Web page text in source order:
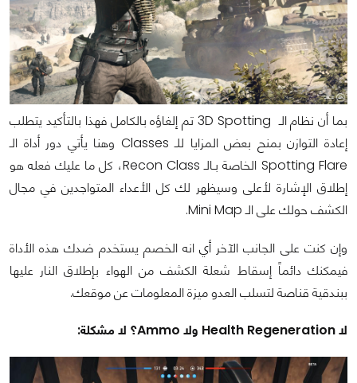
بما أن نظام الـ 3D Spotting تم إلغاؤه بالكامل فهذا بالتأكيد يتطلب
إعادة التوازن بمنح بعض المزايا للـ Classes وهنا يأتي دور أداة الـ
Spotting Flare الخاصة بـالـ Recon Class، كل ما عليك فعله هو
إطلاق الإشارة لأعلى وسيظهر لك كل الأعداء المتواجدين في مجال
الكشف حولك على الـ Mini Map.
وإن كنت على الجانب الآخر أي انه الخصم يستخدم ضدك هذه الأداة
فيمكنك دائماً إسقاط شعلة الكشف من الهواء بإطلاق النار عليها
ببندقية قناصة لتسلب العدو ميزة المعلومات عن موقعك.
لا Health Regeneration ولا Ammo؟ لا مشكلة: